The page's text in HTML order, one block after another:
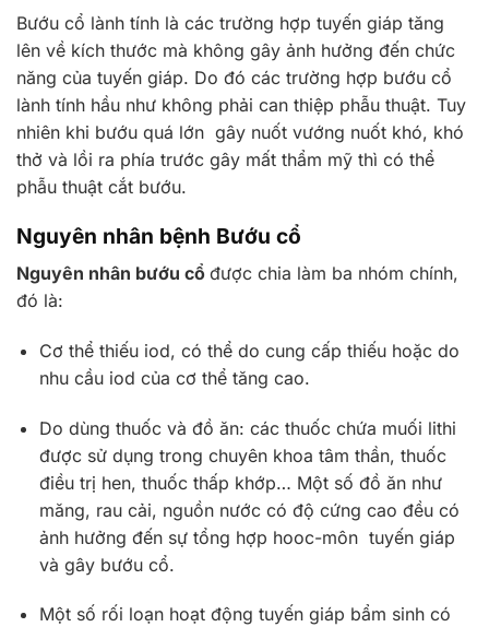
Bướu cổ lành tính là các trường hợp tuyến giáp tăng
lên về kích thước mà không gây ảnh hưởng đến chức
năng của tuyến giáp. Do đó các trường hợp bướu cổ
lành tính hầu như không phải can thiệp phẫu thuật. Tuy
nhiên khi bướu quá lớn gây nuốt vướng nuốt khó, khó
thở và lồi ra phía trước gây mất thẩm mỹ thì có thể
phẫu thuật cắt bướu.
Nguyên nhân bệnh Bướu cổ
Nguyên nhân bướu cổ được chia làm ba nhóm chính,
đó là:
Cơ thể thiếu iod, có thể do cung cấp thiếu hoặc do
nhu cầu iod của cơ thể tăng cao.
Do dùng thuốc và đồ ăn: các thuốc chứa muối lithi
được sử dụng trong chuyên khoa tâm thần, thuốc
điều trị hen, thuốc thấp khớp… Một số đồ ăn như
măng, rau cải, nguồn nước có độ cứng cao đều có
ảnh hưởng đến sự tổng hợp hooc-môn tuyến giáp
và gây bướu cổ.
Một số rối loạn hoạt động tuyến giáp bẩm sinh có